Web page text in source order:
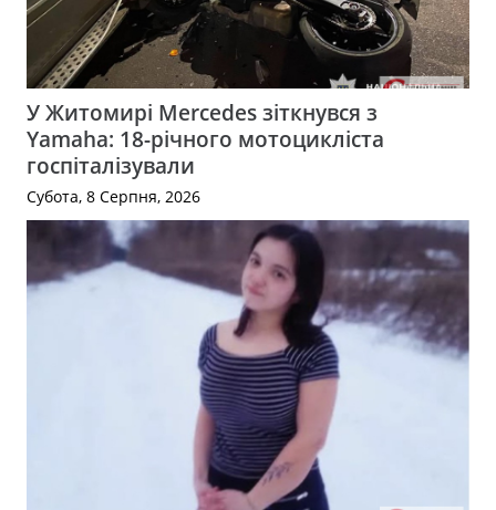
У Житомирі Mercedes зіткнувся з
Yamaha: 18-річного мотоцикліста
госпіталізували
Субота, 8 Серпня, 2026